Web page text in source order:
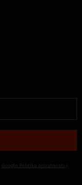
Google Politika privatnosti i